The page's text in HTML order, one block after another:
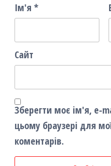
Ім'я *
Сайт
Зберегти моє ім'я, e-
цьому браузері для
коментарів.